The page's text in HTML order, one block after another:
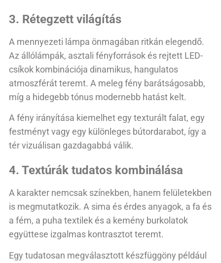
3. Rétegzett világítás
A mennyezeti lámpa önmagában ritkán elegendő.
Az állólámpák, asztali fényforrások és rejtett LED-
csíkok kombinációja dinamikus, hangulatos
atmoszférát teremt. A meleg fény barátságosabb,
míg a hidegebb tónus modernebb hatást kelt.
A fény irányítása kiemelhet egy texturált falat, egy
festményt vagy egy különleges bútordarabot, így a
tér vizuálisan gazdagabbá válik.
4. Textúrák tudatos kombinálása
A karakter nemcsak színekben, hanem felületekben
is megmutatkozik. A sima és érdes anyagok, a fa és
a fém, a puha textilek és a kemény burkolatok
együttese izgalmas kontrasztot teremt.
Egy tudatosan megválasztott készfüggöny például